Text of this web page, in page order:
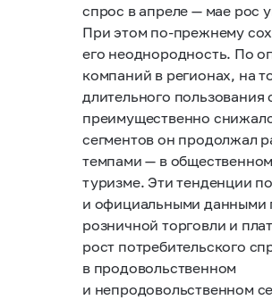
спрос в апреле — мае рос
При этом по‑прежнему
его неоднородность. По
компаний в регионах, на
длительного пользования
преимущественно
сегментов он продолжал
темпами — в
туризме. Эти тенденции
и официальными данными
розничной торговли и
рост потребительского
в продовольственном
и непродовольственном